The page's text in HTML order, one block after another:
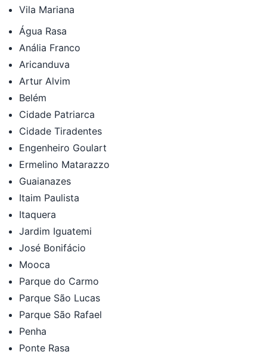
Vila Mariana
Água Rasa
Anália Franco
Aricanduva
Artur Alvim
Belém
Cidade Patriarca
Cidade Tiradentes
Engenheiro Goulart
Ermelino Matarazzo
Guaianazes
Itaim Paulista
Itaquera
Jardim Iguatemi
José Bonifácio
Mooca
Parque do Carmo
Parque São Lucas
Parque São Rafael
Penha
Ponte Rasa